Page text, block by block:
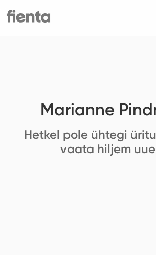
Marianne
Hetkel pole ühtegi
vaata hiljem